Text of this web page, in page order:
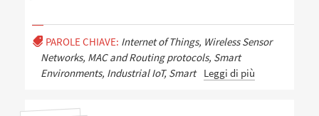
PAROLE CHIAVE: Internet of Things, Wireless Sensor
Networks, MAC and Routing protocols, Smart
Environments, Industrial IoT, Smart
Leggi di più